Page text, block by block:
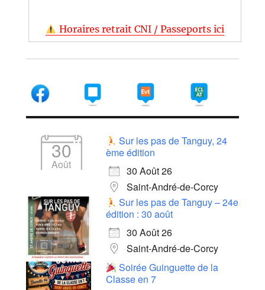
Horaires retrait CNI / Passeports ici
30
Août
Sur les pas de Tanguy, 24
ème édition
30 Août 26
Saint-André-de-Corcy
Sur les pas de Tanguy – 24e
édition : 30 août
30 Août 26
Saint-André-de-Corcy
Soirée Guinguette de la
Classe en 7